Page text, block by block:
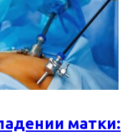
матки: